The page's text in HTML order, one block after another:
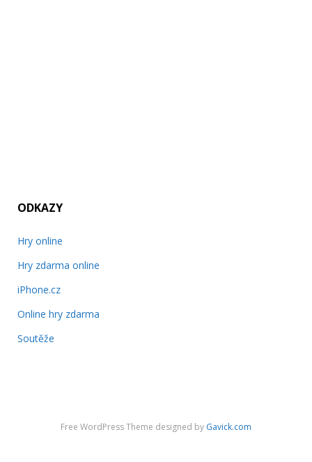
ODKAZY
Hry online
Hry zdarma online
iPhone.cz
Online hry zdarma
Soutěže
Free WordPress Theme designed by Gavick.com